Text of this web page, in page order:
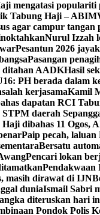
mengatasi
Tabung Haji – ABIM
agar campur tangan
Nurul Izzah
Pesantun 2026
Pasangan
ditahan AADKHasil
PH berada dalam
kerjasamaKamil
dapatan RCI
daerah
dibahas 11 Ogos,
Paip pecah,
Bersatu
Pencari lokan
Pendakwaan
masih dirawat di IJN
duniaIsmail Sabri
diteruskan hari
Pondok Polis